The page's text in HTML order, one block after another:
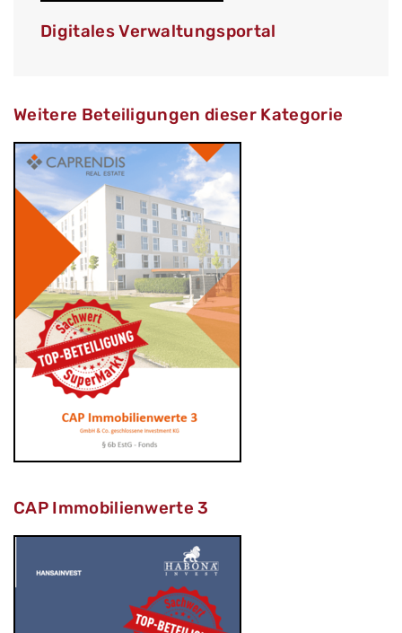
Digitales Verwaltungsportal
Weitere Beteiligungen dieser Kategorie
CAP Immobilienwerte 3